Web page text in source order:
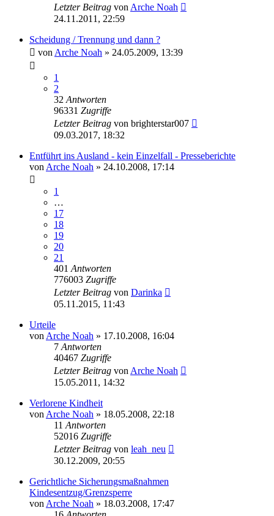
Letzter Beitrag von Arche Noah
24.11.2011, 22:59
Scheidung / Trennung und dann ?
von Arche Noah » 24.05.2009, 13:39
1
2
32 Antworten
96331 Zugriffe
Letzter Beitrag von brighterstar007
09.03.2017, 18:32
Entführt ins Ausland - kein Einzelfall - Presseberichte
von Arche Noah » 24.10.2008, 17:14
1
…
17
18
19
20
21
401 Antworten
776003 Zugriffe
Letzter Beitrag von Darinka
05.11.2015, 11:43
Urteile
von Arche Noah » 17.10.2008, 16:04
7 Antworten
40467 Zugriffe
Letzter Beitrag von Arche Noah
15.05.2011, 14:32
Verlorene Kindheit
von Arche Noah » 18.05.2008, 22:18
11 Antworten
52016 Zugriffe
Letzter Beitrag von leah_neu
30.12.2009, 20:55
Gerichtliche Sicherungsmaßnahmen
Kindesentzug/Grenzsperre
von Arche Noah » 18.03.2008, 17:47